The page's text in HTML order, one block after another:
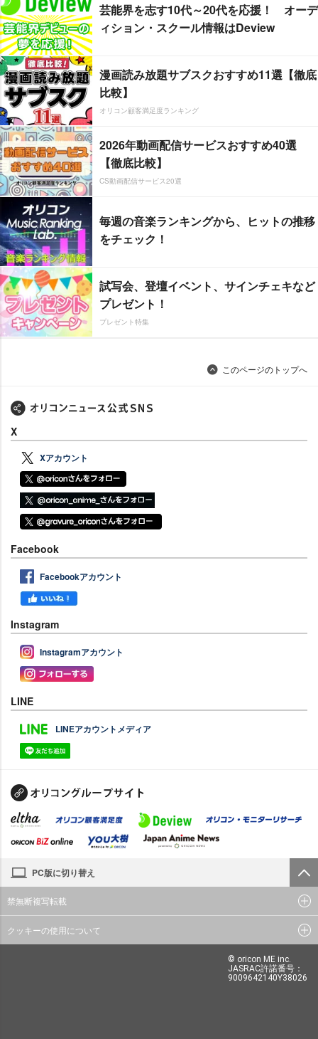
芸能界を志す10代～20代を応援！ オーデ
ィション・スクール情報はDeview
漫画読み放題サブスクおすすめ11選【徹底
比較】
オリコン顧客満足度ランキング
2026年動画配信サービスおすすめ40選
【徹底比較】
CS動画配信サービス20選
毎週の音楽ランキングから、ヒットの推移
をチェック！
試写会、登壇イベント、サインチェキなど
プレゼント！
プレゼント特集
このページのトップへ
X
Xアカウント
Facebook
Facebookアカウント
Instagram
Instagramアカウント
LINE
LINEアカウントメディア
PC版に切り替え
禁無断複写転載
クッキーの使用について
© oricon ME inc.
JASRAC許諾番号：
9009642140Y38026